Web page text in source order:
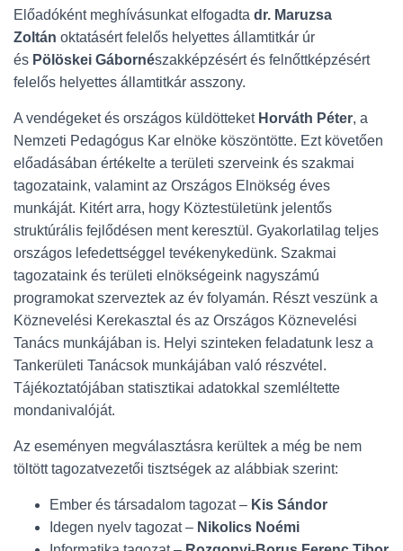
Előadóként meghívásunkat elfogadta dr. Maruzsa
Zoltán oktatásért felelős helyettes államtitkár úr
és Pölöskei Gábornészakképzésért és felnőttképzésért
felelős helyettes államtitkár asszony.
A vendégeket és országos küldötteket Horváth Péter, a
Nemzeti Pedagógus Kar elnöke köszöntötte. Ezt követően
előadásában értékelte a területi szerveink és szakmai
tagozataink, valamint az Országos Elnökség éves
munkáját. Kitért arra, hogy Köztestületünk jelentős
struktúrális fejlődésen ment keresztül. Gyakorlatilag teljes
országos lefedettséggel tevékenykedünk. Szakmai
tagozataink és területi elnökségeink nagyszámú
programokat szerveztek az év folyamán. Részt veszünk a
Köznevelési Kerekasztal és az Országos Köznevelési
Tanács munkájában is. Helyi szinteken feladatunk lesz a
Tankerületi Tanácsok munkájában való részvétel.
Tájékoztatójában statisztikai adatokkal szemléltette
mondanivalóját.
Az eseményen megválasztásra kerültek a még be nem
töltött tagozatvezetői tisztségek az alábbiak szerint:
Ember és társadalom tagozat – Kis Sándor
Idegen nyelv tagozat – Nikolics Noémi